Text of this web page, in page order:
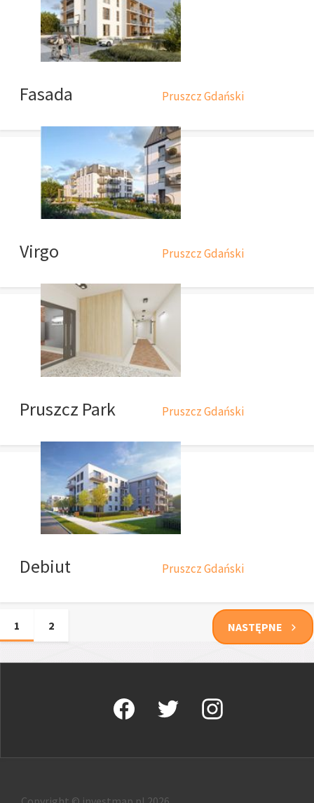
Fasada Pruszcz Gdański
Virgo Pruszcz Gdański
Pruszcz Park Pruszcz Gdański
Debiut Pruszcz Gdański
1 2 NASTĘPNE